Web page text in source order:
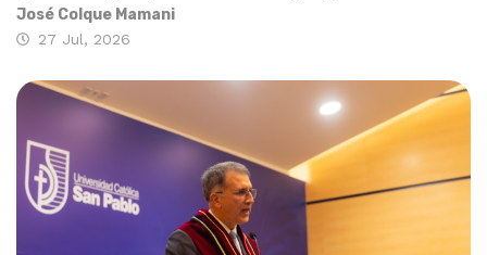
José Colque Mamani
27 Jul, 2026